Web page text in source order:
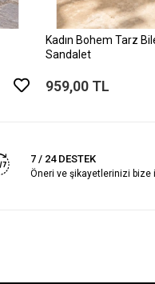
Kadın Bohem Tarz
Sandalet
959,00 TL
7 / 24 DESTEK
Öneri ve şikayetlerinizi bize